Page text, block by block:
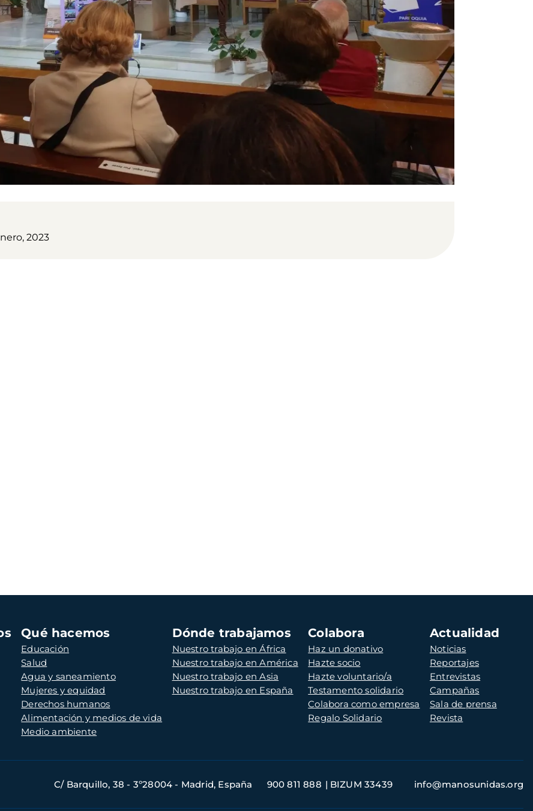
2023
Qué hacemos
Educación
Salud
Agua y saneamiento
Mujeres y equidad
Derechos humanos
Alimentación y medios de vida
Medio ambiente
Dónde trabajamos
Nuestro trabajo en África
Nuestro trabajo en América
Nuestro trabajo en Asia
Nuestro trabajo en España
Colabora
Haz un donativo
Hazte socio
Hazte voluntario/a
Testamento solidario
Colabora como empresa
Regalo Solidario
Actualidad
Noticias
Reportajes
Entrevistas
Campañas
Sala de prensa
Revista
C/ Barquillo, 38 - 3º28004 - Madrid, España 900 811 888 BIZUM 33439 info@manosunidas.org